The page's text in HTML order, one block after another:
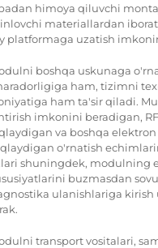
himoya qiluvchi
materiallardan
platformaga uzatish
boshqa uskunaga
ham, tizimni
ham ta'sir qiladi.
imkonini beradigan,
va boshqa
o'rnatish
shuningdek, modulning
buzmasdan
ulanishlariga kirish
transport vositalari,